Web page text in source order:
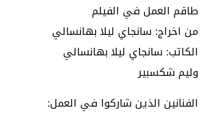
طاقم العمل في الفيلم
من اخراج: سانجاي ليلا بهانسالي
الكاتب: سانجاي ليلا بهانسالي
وليم شكسبير
الفنانين الذين شاركوا في العمل: